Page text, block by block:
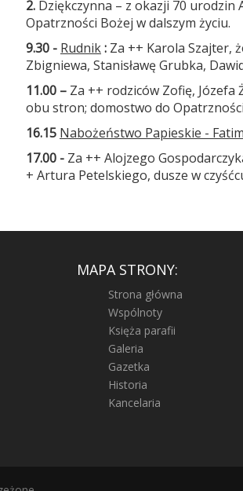
2. Dziękczynna – z okazji 70 urodzin
Opatrzności Bożej w dalszym życiu.
9.30 - Rudnik: Za ++ Karola Szajter,
Zbigniewa, Stanisławę Grubka,
11.00 – Za ++ rodziców Zofię, Józefa
obu stron; domostwo do
16.15 Nabożeństwo Papieskie -
17.00 - Za ++ Alojzego
+ Artura Petelskiego, dusze w
MAPA STRONY:
Strona główna
Wspólnoty
Księża parafii
Galeria
Gazetka
Historia
Kancelaria